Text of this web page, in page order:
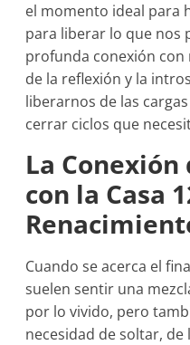
el momento ideal para
para liberar lo que nos
profunda conexión
de la reflexión y la
liberarnos de las
cerrar ciclos que
La Conexión
con la Casa
Cuando se acerca el
suelen sentir una
por lo vivido, pero
necesidad de soltar,